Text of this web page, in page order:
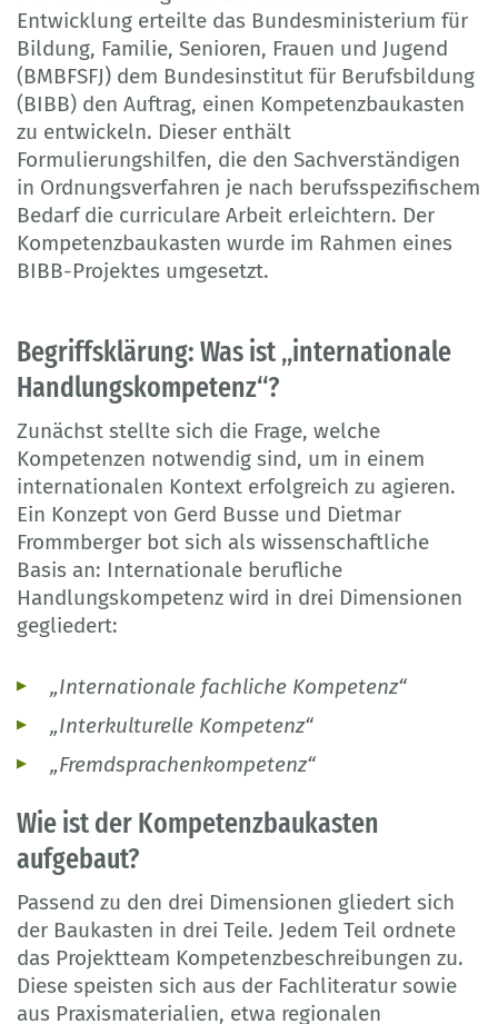
Entwicklung erteilte das Bundesministerium für
Bildung, Familie, Senioren, Frauen und Jugend
(BMBFSFJ) dem Bundesinstitut für Berufsbildung
(BIBB) den Auftrag, einen Kompetenzbaukasten
zu entwickeln. Dieser enthält
Formulierungshilfen, die den Sachverständigen
in Ordnungsverfahren je nach berufsspezifischem
Bedarf die curriculare Arbeit erleichtern. Der
Kompetenzbaukasten wurde im Rahmen eines
BIBB-Projektes umgesetzt.
Begriffsklärung: Was ist „internationale
Handlungskompetenz“?
Zunächst stellte sich die Frage, welche
Kompetenzen notwendig sind, um in einem
internationalen Kontext erfolgreich zu agieren.
Ein Konzept von Gerd Busse und Dietmar
Frommberger bot sich als wissenschaftliche
Basis an: Internationale berufliche
Handlungskompetenz wird in drei Dimensionen
gegliedert:
„Internationale fachliche Kompetenz“
„Interkulturelle Kompetenz“
„Fremdsprachenkompetenz“
Wie ist der Kompetenzbaukasten
aufgebaut?
Passend zu den drei Dimensionen gliedert sich
der Baukasten in drei Teile. Jedem Teil ordnete
das Projektteam Kompetenzbeschreibungen zu.
Diese speisten sich aus der Fachliteratur sowie
aus Praxismaterialien, etwa regionalen